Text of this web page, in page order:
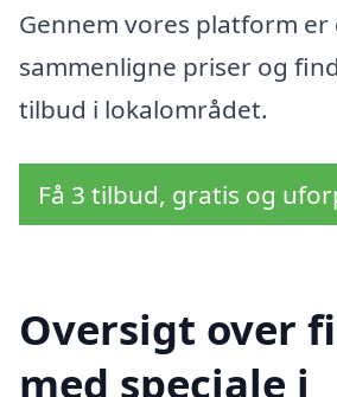
Gennem vores platform
sammenligne priser og
tilbud i lokalområdet.
Få 3 tilbud, gratis og
Oversigt over
med speciale i